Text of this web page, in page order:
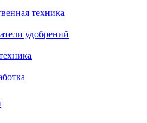
техника
удобрений